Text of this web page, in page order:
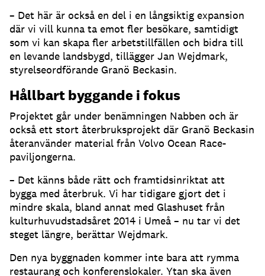
– Det här är också en del i en långsiktig expansion
där vi vill kunna ta emot fler besökare, samtidigt
som vi kan skapa fler arbetstillfällen och bidra till
en levande landsbygd, tillägger Jan Wejdmark,
styrelseordförande Granö Beckasin.
Hållbart byggande i fokus
Projektet går under benämningen Nabben och är
också ett stort återbruksprojekt där Granö Beckasin
återanvänder material från Volvo Ocean Race-
paviljongerna.
– Det känns både rätt och framtidsinriktat att
bygga med återbruk. Vi har tidigare gjort det i
mindre skala, bland annat med Glashuset från
kulturhuvudstadsåret 2014 i Umeå – nu tar vi det
steget längre, berättar Wejdmark.
Den nya byggnaden kommer inte bara att rymma
restaurang och konferenslokaler. Ytan ska även